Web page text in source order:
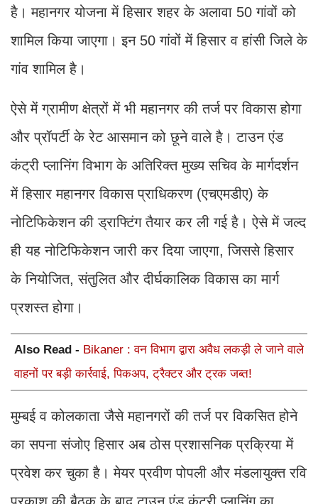
है। महानगर योजना में हिसार शहर के अलावा 50 गांवों को
शामिल किया जाएगा। इन 50 गांवों में हिसार व हांसी जिले के
गांव शामिल है।
ऐसे में ग्रामीण क्षेत्रों में भी महानगर की तर्ज पर विकास होगा
और प्रॉपर्टी के रेट आसमान को छूने वाले है। टाउन एंड
कंट्री प्लानिंग विभाग के अतिरिक्त मुख्य सचिव के मार्गदर्शन
में हिसार महानगर विकास प्राधिकरण (एचएमडीए) के
नोटिफिकेशन की ड्राफ्टिंग तैयार कर ली गई है। ऐसे में जल्द
ही यह नोटिफिकेशन जारी कर दिया जाएगा, जिससे हिसार
के नियोजित, संतुलित और दीर्घकालिक विकास का मार्ग
प्रशस्त होगा।
Also Read - Bikaner : वन विभाग द्वारा अवैध लकड़ी ले जाने वाले
वाहनों पर बड़ी कार्रवाई, पिकअप, ट्रैक्टर और ट्रक जब्त!
मुम्बई व कोलकाता जैसे महानगरों की तर्ज पर विकसित होने
का सपना संजोए हिसार अब ठोस प्रशासनिक प्रक्रिया में
प्रवेश कर चुका है। मेयर प्रवीण पोपली और मंडलायुक्त रवि